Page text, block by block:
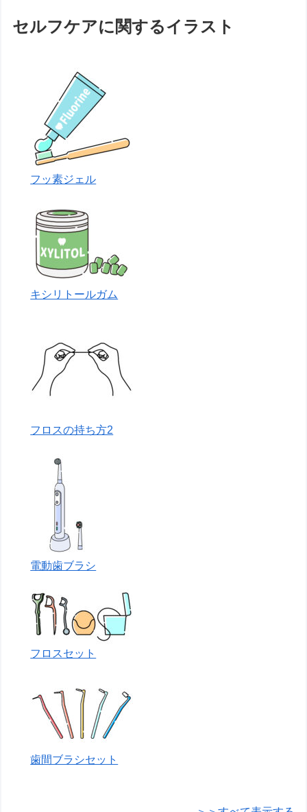
セルフケアに関するイラスト
フッ素ジェル
キシリトールガム
フロスの持ち方2
電動歯ブラシ
フロスセット
歯間ブラシセット